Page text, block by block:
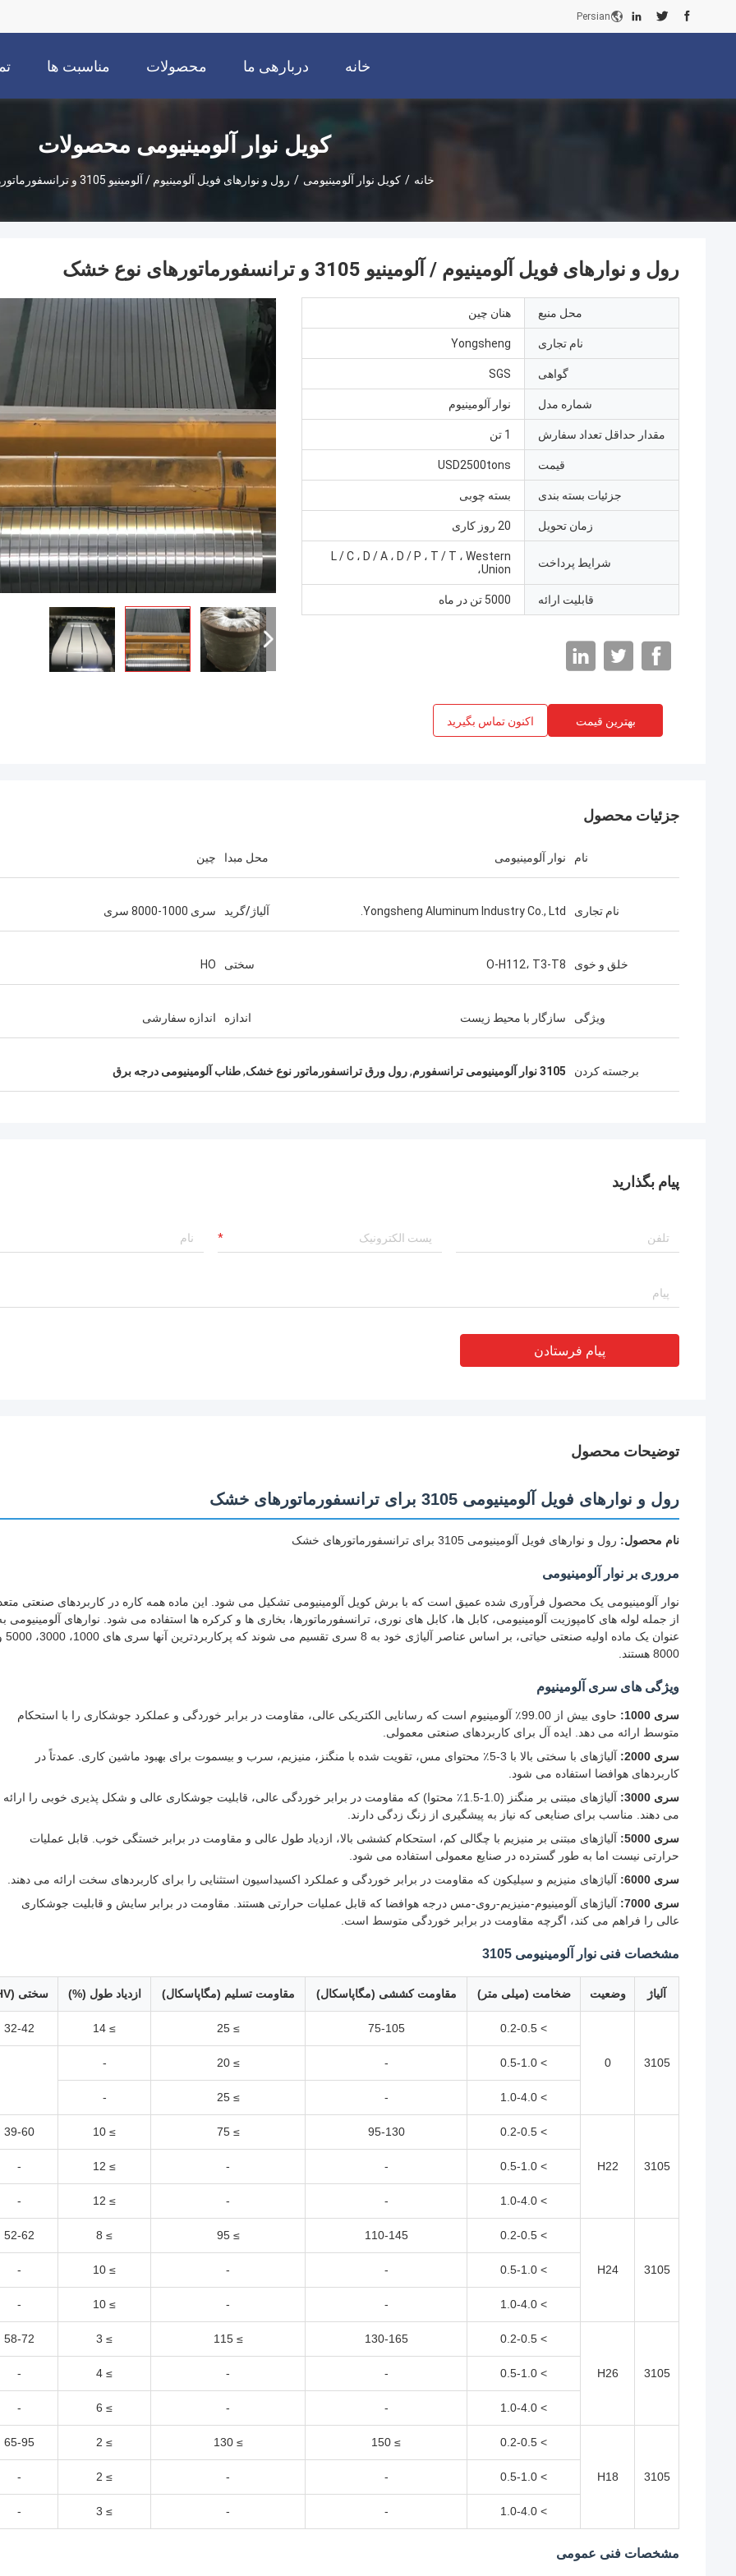
Persian
خانه دربارهی ما محصولات مناسبت ها
کویل نوار آلومینیومی محصولات
خانه / کویل نوار آلومینیومی / رول و نوارهای فویل آلومینیوم / آلومینیو 3105 و ترانسفورماتورهای نوع خشک
رول و نوارهای فویل آلومینیوم / آلومینیو 3105 و ترانسفورماتورهای نوع خشک
محل منبع هنان چین
نام تجاری Yongsheng
گواهی SGS
شماره مدل نوار آلومینیوم
مقدار حداقل تعداد سفارش 1 تن
قیمت USD2500tons
جزئیات بسته بندی بسته چوبی
زمان تحویل 20 روز کاری
شرایط پرداخت
L / C ، D / A ، D / P ، T / T ، Western
Union،
قابلیت ارائه 5000 تن در ماه
بهترین قیمت اکنون تماس بگیرید
جزئیات محصول
نام نوار آلومینیومی محل مبدا چین
نام تجاری Yongsheng Aluminum Industry Co., Ltd. آلیاژ/گرید سری 1000-8000 سری
خلق و خوی O-H112، T3-T8 سختی HO
ویژگی سازگار با محیط زیست اندازه اندازه سفارشی
برجسته کردن 3105 نوار آلومینیومی ترانسفورم ,رول ورق ترانسفورماتور نوع خشک,طناب آلومینیومی درجه برق
پیام بگذارید
پیام فرستادن
توضیحات محصول
رول و نوارهای فویل آلومینیومی 3105 برای ترانسفورماتورهای خشک
نام محصول: رول و نوارهای فویل آلومینیومی 3105 برای ترانسفورماتورهای خشک
مروری بر نوار آلومینیومی
نوار آلومینیومی یک محصول فرآوری شده عمیق است که با برش کویل آلومینیومی تشکیل می شود. این ماده همه کاره در کاربردهای صنعتی
از جمله لوله های کامپوزیت آلومینیومی، کابل ها، کابل های نوری، ترانسفورماتورها، بخاری ها و کرکره ها استفاده می شود. نوارهای آلومینیومی
عنوان یک ماده اولیه صنعتی حیاتی، بر
8000 هستند.
ویژگی های سری آلومینیوم
سری 1000:
حاوی بیش از 99.00٪ آلومینیوم است که رسانایی الکتریکی عالی، مقاومت در برابر خوردگی و عملکرد جوشکاری را با استحکام
متوسط ارائه می دهد. ایده آل برای کاربردهای صنعتی معمولی.
سری 2000:
آلیاژهای با سختی بالا با 3-5٪ محتوای مس، تقویت شده با منگنز، منیزیم، سرب و بیسموت برای بهبود ماشین کاری. عمدتاً در
کاربردهای هوافضا استفاده می شود.
سری 3000:
آلیاژهای مبتنی بر منگنز (1.0-1.5٪ محتوا) که مقاومت در برابر خوردگی عالی، قابلیت جوشکاری عالی و شکل پذیری خوبی را ارائه
می دهند. مناسب برای صنایعی که نیاز به پیشگیری از زنگ زدگی دارند.
سری 5000:
آلیاژهای مبتنی بر منیزیم با چگالی کم، استحکام کششی بالا، ازدیاد طول عالی و مقاومت در برابر خستگی خوب. قابل عملیات
حرارتی نیست اما به طور گسترده در صنایع معمولی استفاده می شود.
سری 6000:
آلیاژهای منیزیم و سیلیکون که مقاومت در برابر خوردگی و عملکرد اکسیداسیون استثنایی را برای کاربردهای سخت ارائه می دهند.
سری 7000:
آلیاژهای آلومینیوم-منیزیم-روی-مس درجه هوافضا که قابل عملیات حرارتی هستند. مقاومت در برابر سایش و قابلیت جوشکاری
عالی را فراهم می کند، اگرچه مقاومت در برابر خوردگی متوسط است.
مشخصات فنی نوار آلومینیومی 3105
آلیاژ وضعیت ضخامت (میلی متر) مقاومت کششی (مگاپاسکال) مقاومت تسلیم (مگاپاسکال) ازدیاد طول (%) سختی (HV)
3105
0
> 0.2-0.5
75-105
≥ 25
≥ 14
32-42
> 0.5-1.0
-
≥ 20
-
> 1.0-4.0
-
≥ 25
-
3105
H22
> 0.2-0.5
95-130
≥ 75
≥ 10
39-60
> 0.5-1.0
-
-
≥ 12
-
> 1.0-4.0
-
-
≥ 12
-
3105
H24
> 0.2-0.5
110-145
≥ 95
≥ 8
52-62
> 0.5-1.0
-
-
≥ 10
-
> 1.0-4.0
-
-
≥ 10
-
3105
H26
> 0.2-0.5
130-165
≥ 115
≥ 3
58-72
> 0.5-1.0
-
-
≥ 4
-
> 1.0-4.0
-
-
≥ 6
-
3105
H18
> 0.2-0.5
≥ 150
≥ 130
≥ 2
65-95
> 0.5-1.0
-
-
≥ 2
-
> 1.0-4.0
-
-
≥ 3
-
مشخصات فنی عمومی